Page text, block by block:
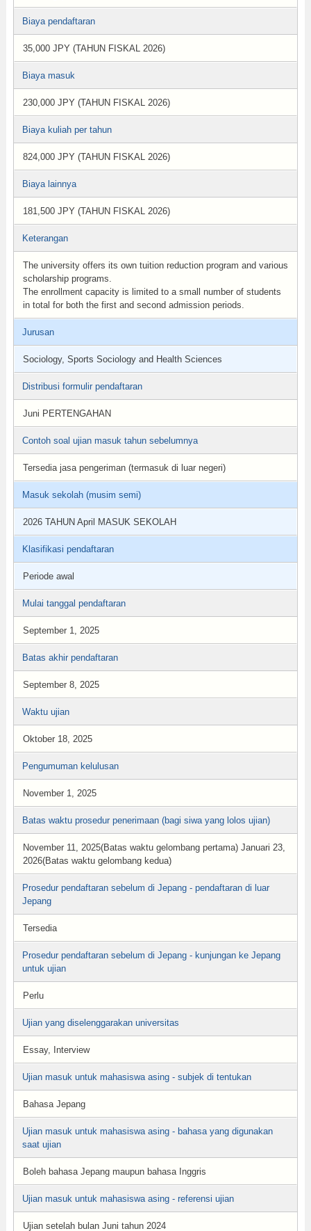
Biaya pendaftaran
35,000 JPY (TAHUN FISKAL 2026)
Biaya masuk
230,000 JPY (TAHUN FISKAL 2026)
Biaya kuliah per tahun
824,000 JPY (TAHUN FISKAL 2026)
Biaya lainnya
181,500 JPY (TAHUN FISKAL 2026)
Keterangan
The university offers its own tuition reduction program and various
scholarship programs.
The enrollment capacity is limited to a small number of students
in total for both the first and second admission periods.
Jurusan
Sociology, Sports Sociology and Health Sciences
Distribusi formulir pendaftaran
Juni PERTENGAHAN
Contoh soal ujian masuk tahun sebelumnya
Tersedia jasa pengeriman (termasuk di luar negeri)
Masuk sekolah (musim semi)
2026 TAHUN April MASUK SEKOLAH
Klasifikasi pendaftaran
Periode awal
Mulai tanggal pendaftaran
September 1, 2025
Batas akhir pendaftaran
September 8, 2025
Waktu ujian
Oktober 18, 2025
Pengumuman kelulusan
November 1, 2025
Batas waktu prosedur penerimaan (bagi siwa yang lolos ujian)
November 11, 2025(Batas waktu gelombang pertama) Januari 23,
2026(Batas waktu gelombang kedua)
Prosedur pendaftaran sebelum di Jepang - pendaftaran di luar
Jepang
Tersedia
Prosedur pendaftaran sebelum di Jepang - kunjungan ke Jepang
untuk ujian
Perlu
Ujian yang diselenggarakan universitas
Essay, Interview
Ujian masuk untuk mahasiswa asing - subjek di tentukan
Bahasa Jepang
Ujian masuk untuk mahasiswa asing - bahasa yang digunakan
saat ujian
Boleh bahasa Jepang maupun bahasa Inggris
Ujian masuk untuk mahasiswa asing - referensi ujian
Ujian setelah bulan Juni tahun 2024